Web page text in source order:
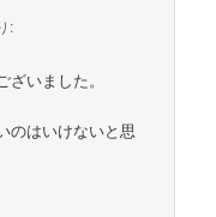
:
いました。
のはいけないと思